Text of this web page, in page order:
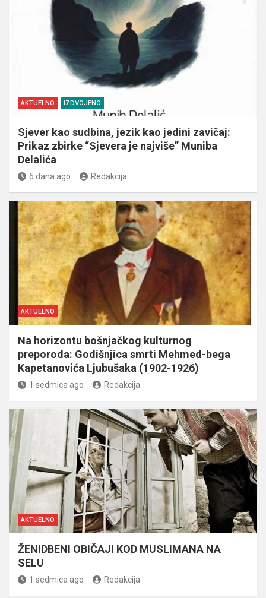
AKTUELNO IZDVOJENO
Sjever kao sudbina, jezik kao jedini zavičaj:
Prikaz zbirke “Sjevera je najviše” Muniba
Delalića
6 dana ago Redakcija
AKTUELNO
Na horizontu bošnjačkog kulturnog
preporoda: Godišnjica smrti Mehmed-bega
Kapetanovića Ljubušaka (1902-1926)
1 sedmica ago Redakcija
AKTUELNO
ŽENIDBENI OBIČAJI KOD MUSLIMANA NA
SELU
1 sedmica ago Redakcija